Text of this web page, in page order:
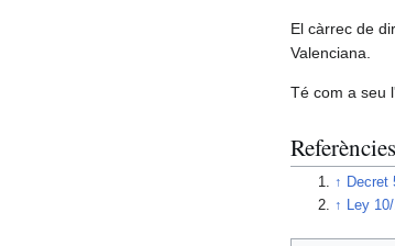
El càrrec de
Valenciana.
Té com a seu
Referències
↑ Decret
↑
Ley